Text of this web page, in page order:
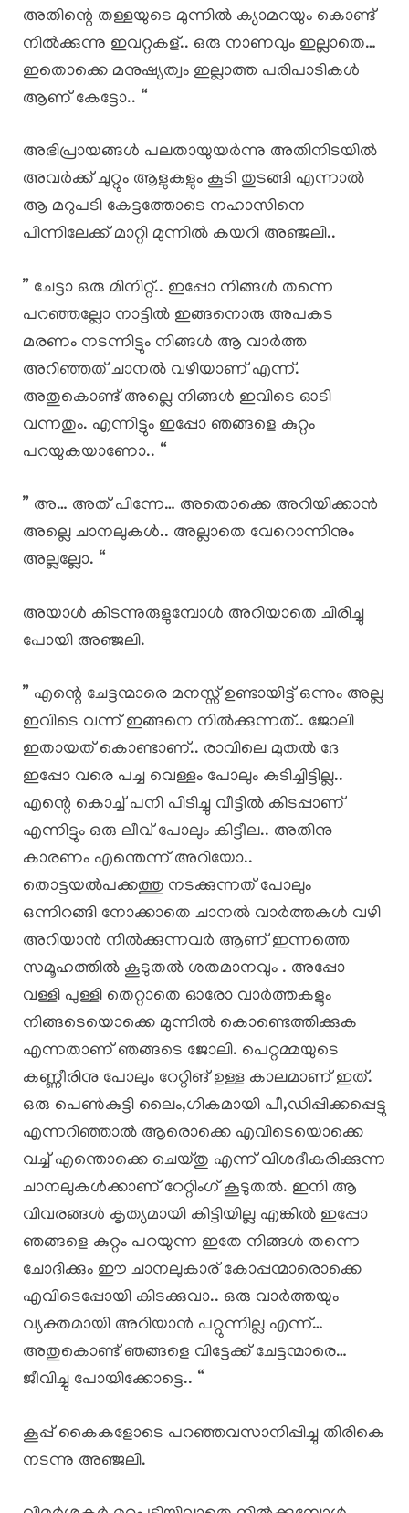
അതിന്റെ തള്ളയുടെ മുന്നിൽ ക്യാമറയും കൊണ്ട്
നിൽക്കുന്നു ഇവറ്റകള്.. ഒരു നാണവും ഇല്ലാതെ…
ഇതൊക്കെ മനുഷ്യത്വം ഇല്ലാത്ത പരിപാടികൾ
ആണ് കേട്ടോ.. “
അഭിപ്രായങ്ങൾ പലതായുയർന്നു അതിനിടയിൽ
അവർക്ക് ചുറ്റും ആളുകളും കൂടി തുടങ്ങി എന്നാൽ
ആ മറുപടി കേട്ടത്തോടെ നഹാസിനെ
പിന്നിലേക്ക് മാറ്റി മുന്നിൽ കയറി അഞ്ജലി..
” ചേട്ടാ ഒരു മിനിറ്റ്.. ഇപ്പോ നിങ്ങൾ തന്നെ
പറഞ്ഞല്ലോ നാട്ടിൽ ഇങ്ങനൊരു അപകട
മരണം നടന്നിട്ടും നിങ്ങൾ ആ വാർത്ത
അറിഞ്ഞത് ചാനൽ വഴിയാണ് എന്ന്.
അതുകൊണ്ട് അല്ലെ നിങ്ങൾ ഇവിടെ ഓടി
വന്നതും. എന്നിട്ടും ഇപ്പോ ഞങ്ങളെ കുറ്റം
പറയുകയാണോ.. “
” അ… അത് പിന്നേ… അതൊക്കെ അറിയിക്കാൻ
അല്ലെ ചാനലുകൾ.. അല്ലാതെ വേറൊന്നിനും
അല്ലല്ലോ. “
അയാൾ കിടന്നുരുളുമ്പോൾ അറിയാതെ ചിരിച്ചു
പോയി അഞ്ജലി.
” എന്റെ ചേട്ടന്മാരെ മനസ്സ് ഉണ്ടായിട്ട് ഒന്നും അല്ല
ഇവിടെ വന്ന് ഇങ്ങനെ നിൽക്കുന്നത്.. ജോലി
ഇതായത് കൊണ്ടാണ്.. രാവിലെ മുതൽ ദേ
ഇപ്പോ വരെ പച്ച വെള്ളം പോലും കുടിച്ചിട്ടില്ല..
എന്റെ കൊച്ച് പനി പിടിച്ചു വീട്ടിൽ കിടപ്പാണ്
എന്നിട്ടും ഒരു ലീവ് പോലും കിട്ടീല.. അതിനു
കാരണം എന്തെന്ന് അറിയോ..
തൊട്ടയൽപക്കത്തു നടക്കുന്നത് പോലും
ഒന്നിറങ്ങി നോക്കാതെ ചാനൽ വാർത്തകൾ വഴി
അറിയാൻ നിൽക്കുന്നവർ ആണ് ഇന്നത്തെ
സമൂഹത്തിൽ കൂടുതൽ ശതമാനവും . അപ്പോ
വള്ളി പുള്ളി തെറ്റാതെ ഓരോ വാർത്തകളും
നിങ്ങടെയൊക്കെ മുന്നിൽ കൊണ്ടെത്തിക്കുക
എന്നതാണ് ഞങ്ങടെ ജോലി. പെറ്റമ്മയുടെ
കണ്ണീരിനു പോലും റേറ്റിങ് ഉള്ള കാലമാണ് ഇത്.
ഒരു പെൺകുട്ടി ലൈം,ഗികമായി പീ,ഡിപ്പിക്കപ്പെട്ടു
എന്നറിഞ്ഞാൽ ആരൊക്കെ എവിടെയൊക്കെ
വച്ച് എന്തൊക്കെ ചെയ്തു എന്ന് വിശദീകരിക്കുന്ന
ചാനലുകൾക്കാണ് റേറ്റിംഗ് കൂടുതൽ. ഇനി ആ
വിവരങ്ങൾ കൃത്യമായി കിട്ടിയില്ല എങ്കിൽ ഇപ്പോ
ഞങ്ങളെ കുറ്റം പറയുന്ന ഇതേ നിങ്ങൾ തന്നെ
ചോദിക്കും ഈ ചാനലുകാര് കോപ്പന്മാരൊക്കെ
എവിടെപ്പോയി കിടക്കുവാ.. ഒരു വാർത്തയും
വ്യക്തമായി അറിയാൻ പറ്റുന്നില്ല എന്ന്…
അതുകൊണ്ട് ഞങ്ങളെ വിട്ടേക്ക് ചേട്ടന്മാരെ…
ജീവിച്ചു പോയിക്കോട്ടെ.. “
കൂപ്പ് കൈകളോടെ പറഞ്ഞവസാനിപ്പിച്ചു തിരികെ
നടന്നു അഞ്ജലി.